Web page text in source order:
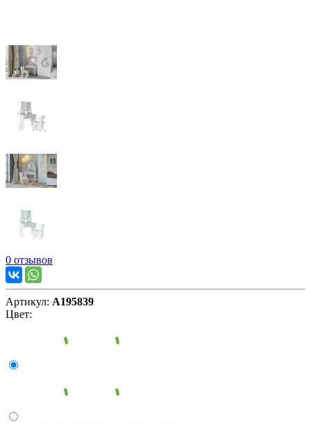
0 отзывов
Артикул: А195839
Цвет: